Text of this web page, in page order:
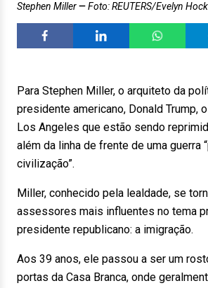
Stephen Miller Foto: REUTERS/Evelyn
Para Stephen Miller, o arquiteto da
presidente americano, Donald Trump,
Los Angeles que estão sendo
além da linha de frente de uma guerra
civilização”.
Miller, conhecido pela lealdade, se
assessores mais influentes no tema
presidente republicano: a imigração.
Aos 39 anos, ele passou a ser um
portas da Casa Branca, onde